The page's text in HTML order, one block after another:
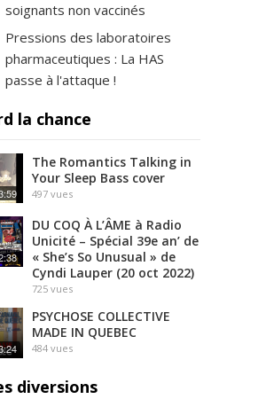
soignants non vaccinés
Pressions des laboratoires
pharmaceutiques : La HAS
passe à l'attaque !
la chance
The Romantics Talking in
Your Sleep Bass cover
497 vues
DU COQ À L’ÂME à Radio
Unicité – Spécial 39e an’ de
« She’s So Unusual » de
Cyndi Lauper (20 oct 2022)
725 vues
PSYCHOSE COLLECTIVE
MADE IN QUEBEC
484 vues
diversions